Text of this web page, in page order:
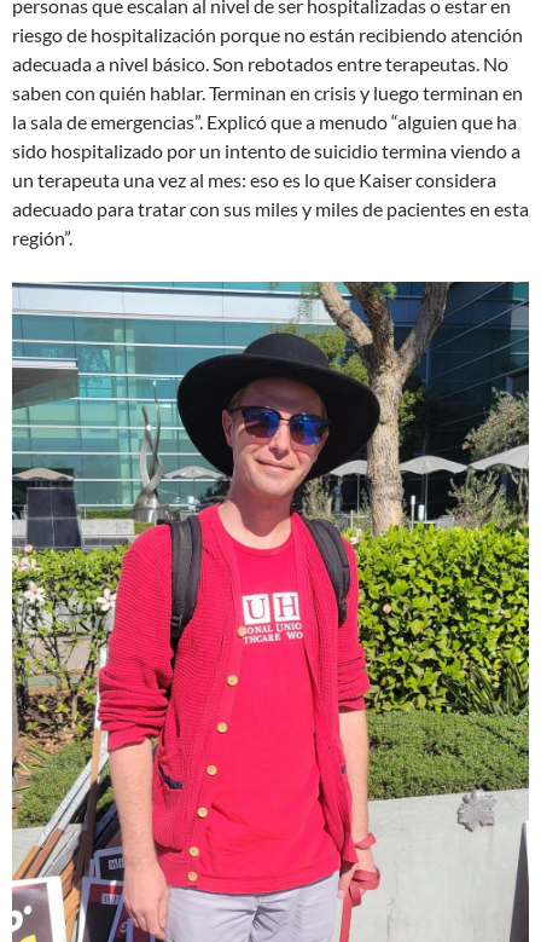
personas que escalan al nivel de ser hospitalizadas o estar en
riesgo de hospitalización porque no están recibiendo atención
adecuada a nivel básico. Son rebotados entre terapeutas. No
saben con quién hablar. Terminan en crisis y luego terminan en
la sala de emergencias”. Explicó que a menudo “alguien que ha
sido hospitalizado por un intento de suicidio termina viendo a
un terapeuta una vez al mes: eso es lo que Kaiser considera
adecuado para tratar con sus miles y miles de pacientes en esta
región”.